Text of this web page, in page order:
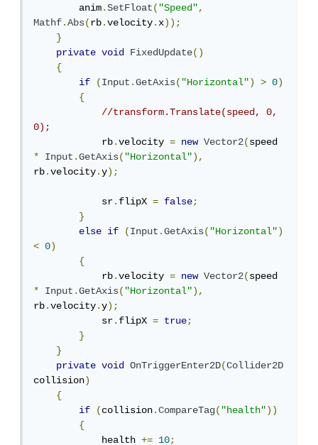
anim.SetFloat("Speed",
Mathf.Abs(rb.velocity.x));
}
private
void FixedUpdate()
{
if
(Input.GetAxis("Horizontal") > 0)
{
//transform.Translate(speed, 0,
0);
rb.velocity = new Vector2(
*
Input.GetAxis("Horizontal"),
rb.velocity.y);
sr.flipX = false;
}
else
if (Input.GetAxis("Horizontal")
<
0)
{
rb.velocity = new Vector2(
*
Input.GetAxis("Horizontal"),
rb.velocity.y);
sr.flipX = true;
}
}
private
void OnTriggerEnter2D(Collider2D
collision)
{
if
(collision.CompareTag("health"))
{
health += 10;